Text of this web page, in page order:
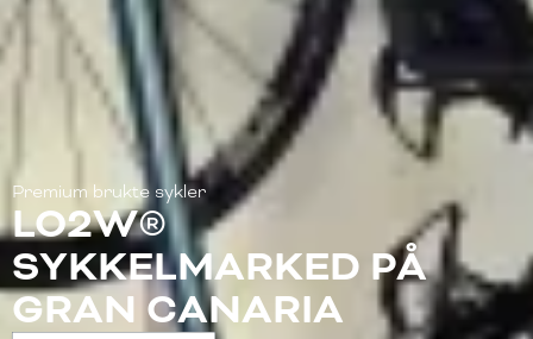
Premium brukte sykler
LO2W®
SYKKELMARKED PÅ
GRAN CANARIA